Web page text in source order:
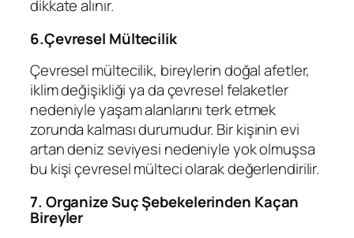
dikkate alınır.
6.Çevresel Mültecilik
Çevresel mültecilik, bireylerin doğal afetler,
iklim değişikliği ya da çevresel felaketler
nedeniyle yaşam alanlarını terk etmek
zorunda kalması durumudur. Bir kişinin evi
artan deniz seviyesi nedeniyle yok olmuşsa
bu kişi çevresel mülteci olarak değerlendirilir.
7. Organize Suç Şebekelerinden Kaçan
Bireyler